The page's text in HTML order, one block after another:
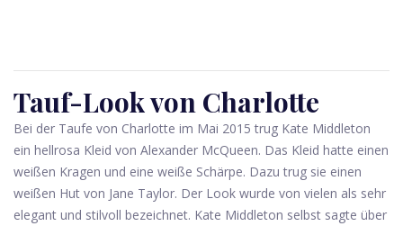
Tauf-Look von Charlotte
Bei der Taufe von Charlotte im Mai 2015 trug Kate Middleton
ein hellrosa Kleid von Alexander McQueen. Das Kleid hatte einen
weißen Kragen und eine weiße Schärpe. Dazu trug sie einen
weißen Hut von Jane Taylor. Der Look wurde von vielen als sehr
elegant und stilvoll bezeichnet. Kate Middleton selbst sagte über